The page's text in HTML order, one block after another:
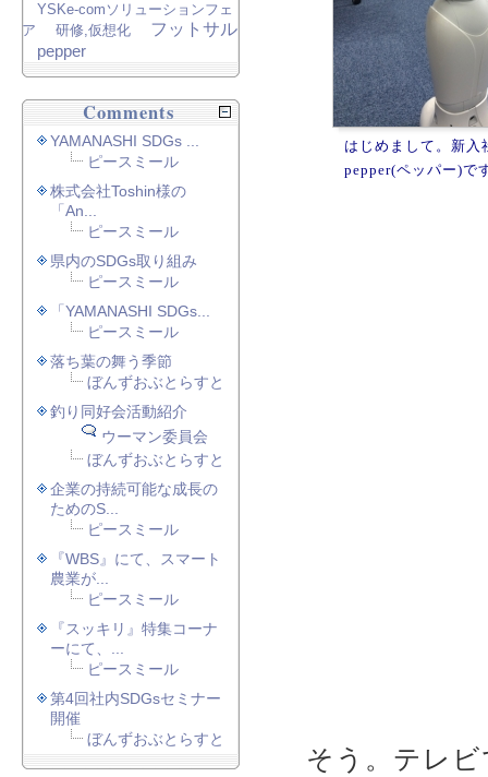
はじめまして。新入
pepper(ペッパー)で
そう。テレ
YSKe-comソリューションフェ
ア
研修,仮想化
フットサル
pepper
Comments
YAMANASHI SDGs ...
ピースミール
株式会社Toshin様の
「An...
ピースミール
県内のSDGs取り組み
ピースミール
「YAMANASHI SDGs...
ピースミール
落ち葉の舞う季節
ぼんずおぶとらすと
釣り同好会活動紹介
ウーマン委員会
ぼんずおぶとらすと
企業の持続可能な成長の
ためのS...
ピースミール
『WBS』にて、スマート
農業が...
ピースミール
『スッキリ』特集コーナ
ーにて、...
ピースミール
第4回社内SDGsセミナー
開催
ぼんずおぶとらすと